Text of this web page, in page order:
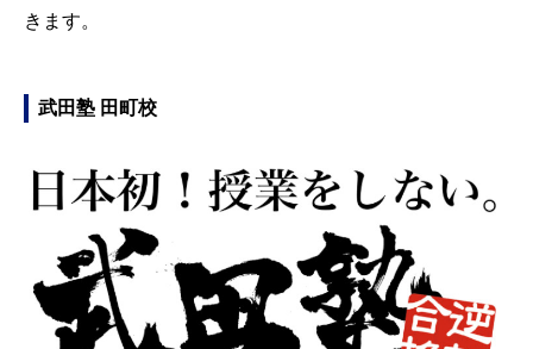
きます。
武田塾 田町校